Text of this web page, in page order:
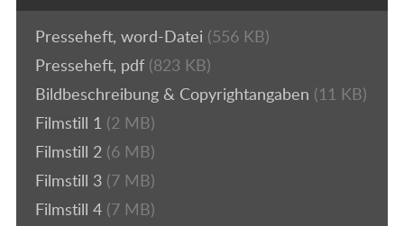
Presseheft, word-Datei (556 KB)
Presseheft, pdf (823 KB)
Bildbeschreibung & Copyrightangaben (11 KB)
Filmstill 1 (2 MB)
Filmstill 2 (6 MB)
Filmstill 3 (7 MB)
Filmstill 4 (7 MB)